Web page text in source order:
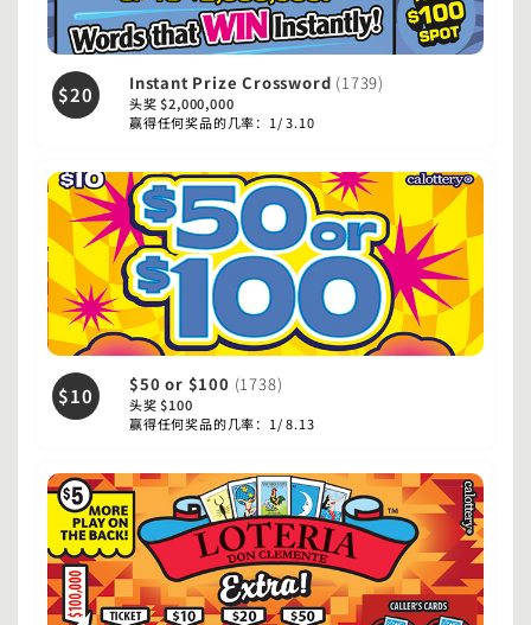
$20 Instant Prize Crossword (1739)
头奖 $2,000,000
赢得任何奖品的几率：1/ 3.10
$10 $50 or $100 (1738)
头奖 $100
赢得任何奖品的几率：1/ 8.13